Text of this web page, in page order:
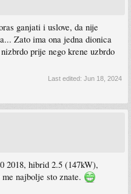
ganjati i uslove, da nije
Zato ima ona jedna dionica
prije nego krene uzbrdo
Last edited: Jun 18, 2024
2018, hibrid 2.5 (147kW),
najbolje sto znate.